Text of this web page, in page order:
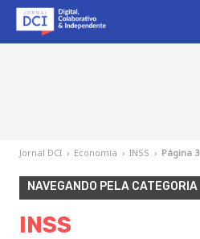
Jornal DCI › Economia › INSS › Página 3
NAVEGANDO PELA CATEGORIA
INSS